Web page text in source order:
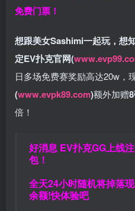
免费门票！
想跟美女Sashimi一起玩， 想
定EV扑克官网(
日多场免费赛奖励高达20w，
(www.evpk89.com)额外加赠
倍！
好消息 EV扑克GG上线
包！
全天24小时随机将掉落
余额!快体验吧